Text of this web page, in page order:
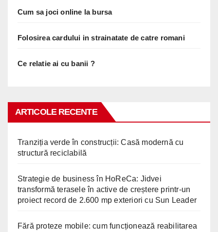
Cum sa joci online la bursa
Folosirea cardului in strainatate de catre romani
Ce relatie ai cu banii ?
ARTICOLE RECENTE
Tranziția verde în construcții: Casă modernă cu
structură reciclabilă
Strategie de business în HoReCa: Jidvei
transformă terasele în active de creștere printr-un
proiect record de 2.600 mp exteriori cu Sun Leader
Fără proteze mobile: cum funcționează reabilitarea